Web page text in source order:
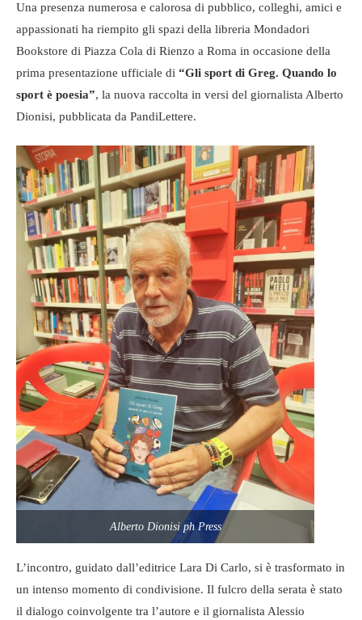
Una presenza numerosa e calorosa di pubblico, colleghi, amici e
appassionati ha riempito gli spazi della libreria Mondadori
Bookstore di Piazza Cola di Rienzo a Roma in occasione della
prima presentazione ufficiale di “Gli sport di Greg. Quando lo
sport è poesia”, la nuova raccolta in versi del giornalista Alberto
Dionisi, pubblicata da PandiLettere.
Alberto Dionisi ph Press
L’incontro, guidato dall’editrice Lara Di Carlo, si è trasformato in
un intenso momento di condivisione. Il fulcro della serata è stato
il dialogo coinvolgente tra l’autore e il giornalista Alessio